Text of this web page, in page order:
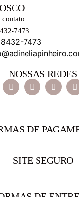
contato
7473
7473
NOSSAS REDES
DE
SITE SEGURO